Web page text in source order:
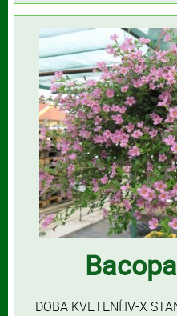
DOBA KVETENÍ:IV-X